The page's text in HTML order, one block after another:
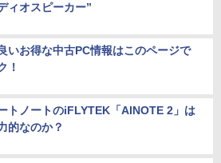
ィオスピーカー”
いお得な中古PC情報はこのページで
！
トノートのiFLYTEK「AINOTE 2」は
的なのか？